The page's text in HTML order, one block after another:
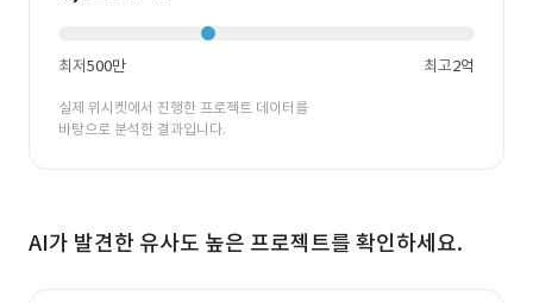
최저500만 최고2억
실제 위시켓에서 진행한 프로젝트 데이터를
바탕으로 분석한 결과입니다.
AI가 발견한 유사도 높은 프로젝트를 확인하세요.